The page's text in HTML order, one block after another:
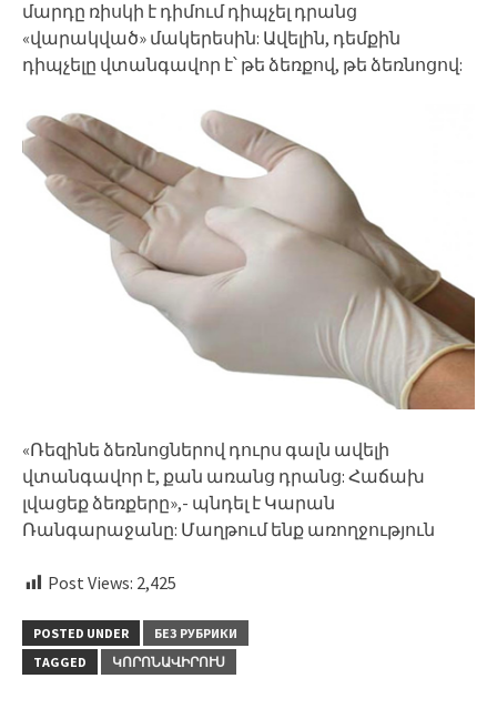
մարդը ռիսկի է դիմում դիպչել դրանց
«վարակված» մակերեսին: Ավելին, դեմքին
դիպչելը վտանգավոր է՝ թե ձեռքով, թե ձեռնոցով:
«Ռեզինե ձեռնոցներով դուրս գալն ավելի
վտանգավոր է, քան առանց դրանց: Հաճախ
լվացեք ձեռքերը»,- պնդել է Կարան
Ռանգարաջանը: Մաղթում ենք առողջություն
Post Views: 2,425
POSTED UNDER
БЕЗ РУБРИКИ
TAGGED
ԿՈՐՈՆԱՎԻՐՈՒՍ